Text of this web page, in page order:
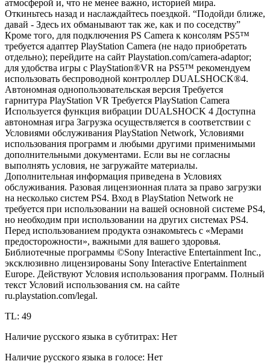
атмосферой и, что не менее важно, историей мира.
Откиньтесь назад и наслаждайтесь поездкой. “Подойди ближе,
давай - Здесь их обманывают так же, как и по соседству”
Кроме того, для подключения PS Camera к консолям PS5™
требуется адаптер PlayStation Camera (не надо приобретать
отдельно); перейдите на сайт Playstation.com/camera-adaptor;
для удобства игры с PlayStation®VR на PS5™ рекомендуем
использовать беспроводной контроллер DUALSHOCK®4.
Автономная однопользовательская версия Требуется
гарнитура PlayStation VR Требуется PlayStation Camera
Используется функция вибрации DUALSHOCK 4 Доступна
автономная игра Загрузка осуществляется в соответствии с
Условиями обслуживания PlayStation Network, Условиями
использования программ и любыми другими применимыми
дополнительными документами. Если вы не согласны
выполнять условия, не загружайте материалы.
Дополнительная информация приведена в Условиях
обслуживания. Разовая лицензионная плата за право загрузки
на несколько систем PS4. Вход в PlayStation Network не
требуется при использовании на вашей основной системе PS4,
но необходим при использовании на других системах PS4.
Перед использованием продукта ознакомьтесь с «Мерами
предосторожности», важными для вашего здоровья.
Библиотечные программы ©Sony Interactive Entertainment Inc.,
эксклюзивно лицензированы Sony Interactive Entertainment
Europe. Действуют Условия использования программ. Полный
текст Условий использования см. на сайте
ru.playstation.com/legal.
TL: 49
Наличие русского языка в субтитрах: Нет
Наличие русского языка в голосе: Нет